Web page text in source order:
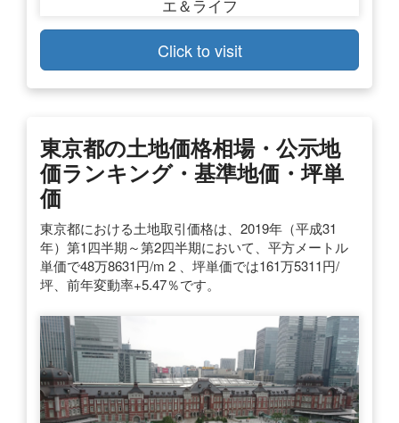
Click to visit
東京都の土地価格相場・公示地
価ランキング・基準地価・坪単
価
東京都における土地取引価格は、2019年（平成31
年）第1四半期～第2四半期において、平方メートル
単価で48万8631円/m 2 、坪単価では161万5311円/
坪、前年変動率+5.47％です。